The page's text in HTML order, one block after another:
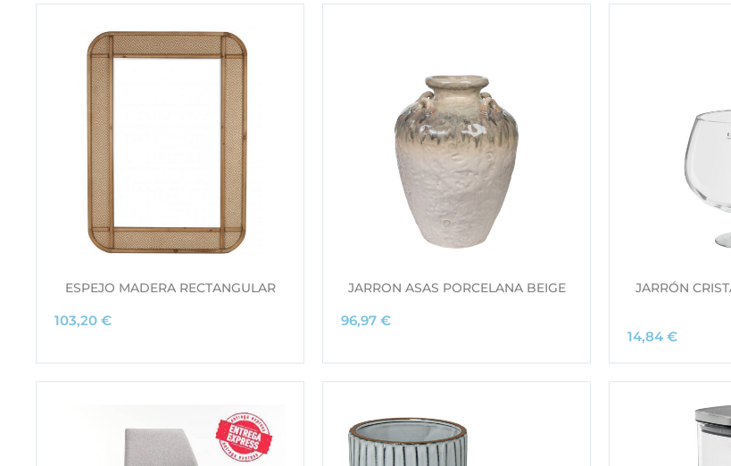
ESPEJO MADERA RECTANGULAR
103,20 €
JARRON ASAS PORCELANA BEIGE
96,97 €
JARRÓN
14,84 €